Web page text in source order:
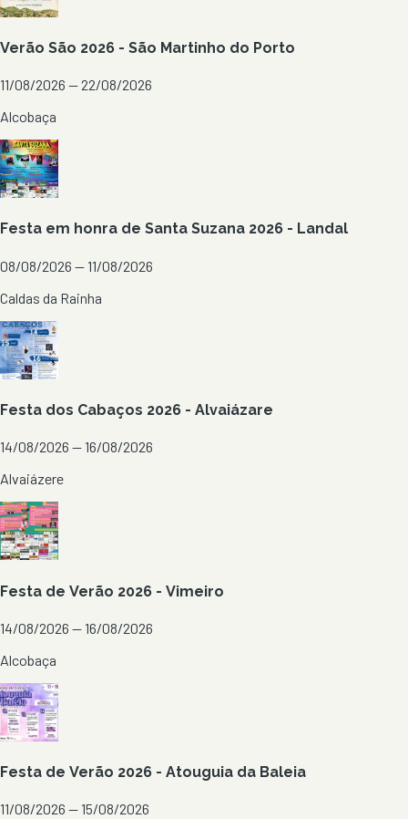
Verão São 2026 - São Martinho do Porto
11/08/2026 — 22/08/2026
Alcobaça
Festa em honra de Santa Suzana 2026 - Landal
08/08/2026 — 11/08/2026
Caldas da Rainha
Festa dos Cabaços 2026 - Alvaiázare
14/08/2026 — 16/08/2026
Alvaiázere
Festa de Verão 2026 - Vimeiro
14/08/2026 — 16/08/2026
Alcobaça
Festa de Verão 2026 - Atouguia da Baleia
11/08/2026 — 15/08/2026